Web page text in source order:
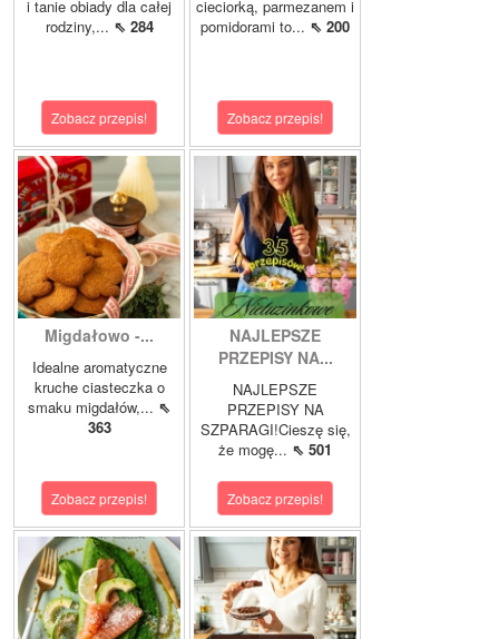
i tanie obiady dla całej
rodziny,... ⇖ 284
Zobacz przepis!
cieciorką, parmezanem i
pomidorami to... ⇖ 200
Zobacz przepis!
Migdałowo -...
Idealne aromatyczne
kruche ciasteczka o
smaku migdałów,... ⇖
363
Zobacz przepis!
NAJLEPSZE
PRZEPISY NA...
NAJLEPSZE
PRZEPISY NA
SZPARAGI!Cieszę się,
że mogę... ⇖ 501
Zobacz przepis!